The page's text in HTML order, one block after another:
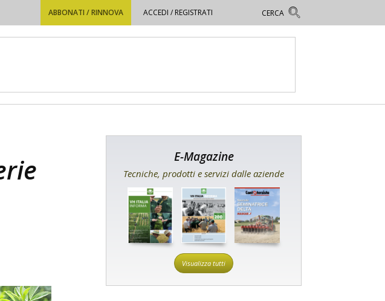
ABBONATI / RINNOVA ACCEDI / REGISTRATI
E-Magazine
Tecniche, prodotti e servizi dalle aziende
Visualizza tutti